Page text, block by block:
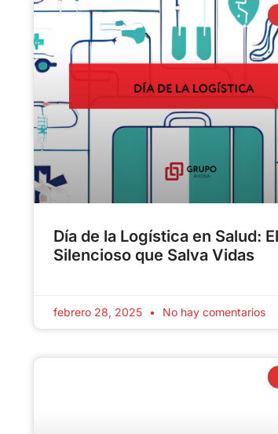
Día de la Logística en Salud:
Silencioso que Salva Vidas
febrero 28, 2025 No hay comentarios